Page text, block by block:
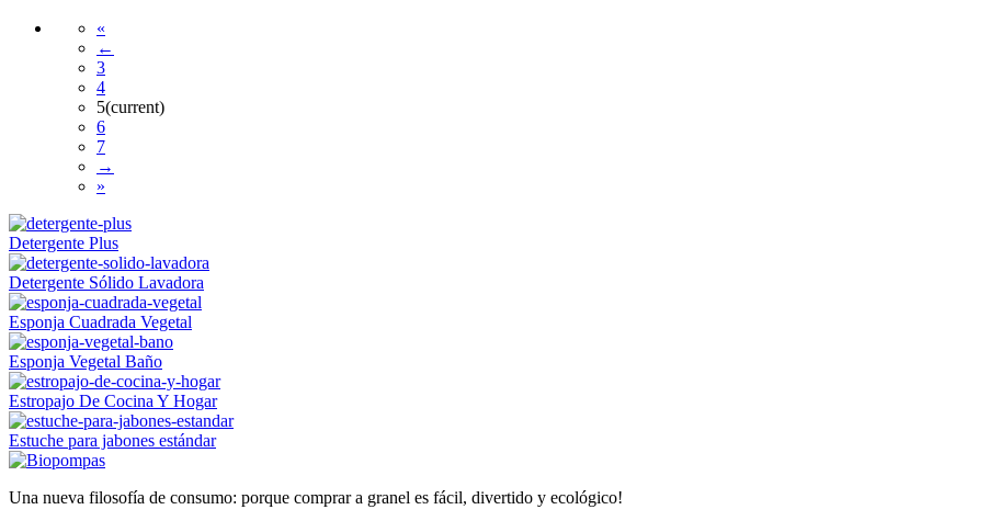
«
←
3
4
5(current)
6
7
→
»
Detergente Plus
Detergente Sólido Lavadora
Esponja Cuadrada Vegetal
Esponja Vegetal Baño
Estropajo De Cocina Y Hogar
Estuche para jabones estándar
Una nueva filosofía de consumo: porque comprar a granel es fácil, divertido y ecológico!